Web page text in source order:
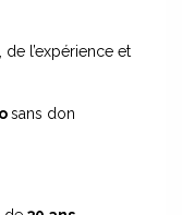
l’expérience et
sans don